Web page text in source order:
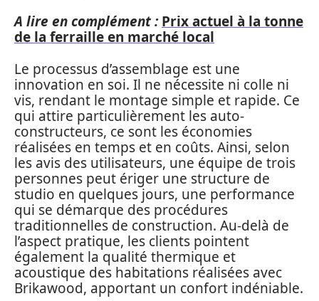
A lire en complément : Prix actuel à la tonne
de la ferraille en marché local
Le processus d’assemblage est une
innovation en soi. Il ne nécessite ni colle ni
vis, rendant le montage simple et rapide. Ce
qui attire particulièrement les auto-
constructeurs, ce sont les économies
réalisées en temps et en coûts. Ainsi, selon
les avis des utilisateurs, une équipe de trois
personnes peut ériger une structure de
studio en quelques jours, une performance
qui se démarque des procédures
traditionnelles de construction. Au-delà de
l’aspect pratique, les clients pointent
également la qualité thermique et
acoustique des habitations réalisées avec
Brikawood, apportant un confort indéniable.